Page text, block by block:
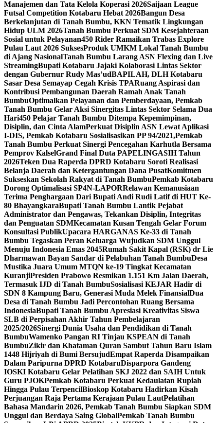
Manajemen dan Tata Kelola Koperasi 2026Saijaan League
Futsal Competition Kotabaru Hebat 2026Bangun Desa
Berkelanjutan di Tanah Bumbu, KKN Tematik Lingkungan
Hidup ULM 2026Tanah Bumbu Perkuat SDM Kesejahteraan
Sosial untuk Pelayanan450 Rider Ramaikan Trabas Explore
Pulau Laut 2026 SuksesProduk UMKM Lokal Tanah Bumbu
di Ajang NasionalTanah Bumbu Larang ASN Flexing dan Live
StreamingBupati Kotabaru Jajaki Kolaborasi Lintas Sektor
dengan Gubernur Rudy Mas’udBAPILAH, DLH Kotabaru
Sasar Desa Semayap Cegah Krisis TPARuang Aspirasi dan
Kontribusi Pembangunan Daerah Ramah Anak Tanah
BumbuOptimalkan Pelayanan dan Pemberdayaan, Pemkab
Tanah Bumbu Gelar Aksi Sinergitas Lintas Sektor Selama Dua
Hari450 Pelajar Tanah Bumbu Ditempa Kepemimpinan,
Disiplin, dan Cinta AlamPerkuat Disiplin ASN Lewat Aplikasi
I-DIS, Pemkab Kotabaru Sosialisasikan PP 94/2021,Pemkab
Tanah Bumbu Perkuat Sinergi Pencegahan Karhutla Bersama
Pemprov KalselGrand Final Duta PAPELINGASIH Tahun
2026Teken Dua Raperda DPRD Kotabaru Soroti Realisasi
Belanja Daerah dan Ketergantungan Dana PusatKomitmen
Sukseskan Sekolah Rakyat di Tanah BumbuPemkab Kotabaru
Dorong Optimalisasi SP4N-LAPORRelawan Kemanusiaan
Terima Penghargaan Dari Bupati Andi Rudi Latif di HUT Ke-
80 BhayangkaraBupati Tanah Bumbu Lantik Pejabat
Administrator dan Pengawas, Tekankan Disiplin, Integritas
dan Penguatan SDMKecamatan Kusan Tengah Gelar Forum
Konsultasi PublikUpacara HARGANAS Ke-33 di Tanah
Bumbu Tegaskan Peran Keluarga Wujudkan SDM Unggul
Menuju Indonesia Emas 2045Rumah Sakit Kapal (RSK) dr Lie
Dharmawan Bayan Sandar di Pelabuhan Tanah BumbuDesa
Mustika Juara Umum MTQN ke-19 Tingkat Kecamatan
KuranjiPresiden Prabowo Resmikan 1.151 Km Jalan Daerah,
Termasuk IJD di Tanah BumbuSosialisasi KEJAR Hadir di
SDN 8 Kampung Baru, Generasi Muda Melek FinansialDua
Desa di Tanah Bumbu Jadi Percontohan Ruang Bersama
IndonesiaBupati Tanah Bumbu Apresiasi Kreativitas Siswa
SLB di Perpisahan Akhir Tahun Pembelajaran
2025/2026Sinergi Dunia Usaha dan Pendidikan di Tanah
BumbuWamenko Pangan RI Tinjau KSPEAN di Tanah
BumbuZikir dan Khataman Quran Sambut Tahun Baru Islam
1448 Hijriyah di Bumi BersujudEmpat Raperda Disampaikan
Dalam Paripurna DPRD KotabaruDisparpora Gandeng
IOSKI Kotabaru Gelar Pelatihan SKJ 2022 dan SAIH Untuk
Guru PJOKPemkab Kotabaru Perkuat Kedaulatan Rupiah
Hingga Pulau TerpencilBioskop Kotabaru Hadirkan Kisah
Perjuangan Raja Pertama Kerajaan Pulau LautPelatihan
Bahasa Mandarin 2026, Pemkab Tanah Bumbu Siapkan SDM
Unggul dan Berdaya Saing GlobalPemkab Tanah Bumbu